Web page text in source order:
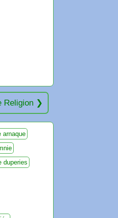
Religion
arnaque
duperies